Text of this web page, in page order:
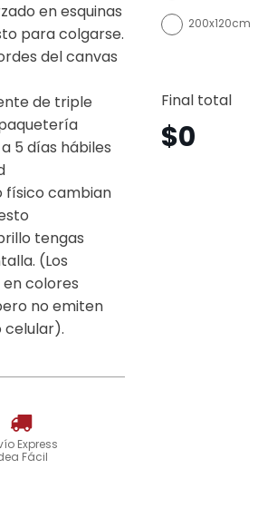
en esquinas
para colgarse.
del canvas
de triple
5 días hábiles
físico cambian
tengas
(Los
colores
no emiten
celular).
Express
Fácil
200x120cm
Final total
$0